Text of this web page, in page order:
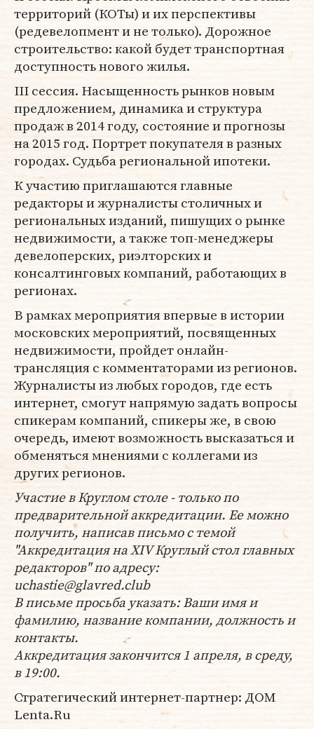
территорий (КОТы) и их перспективы
(редевелопмент и не только). Дорожное
строительство: какой будет транспортная
доступность нового жилья.
III сессия. Насыщенность рынков новым
предложением, динамика и структура
продаж в 2014 году, состояние и прогнозы
на 2015 год. Портрет покупателя в разных
городах. Судьба региональной ипотеки.
К участию приглашаются главные
редакторы и журналисты столичных и
региональных изданий, пишущих о рынке
недвижимости, а также топ-менеджеры
девелоперских, риэлторских и
консалтинговых компаний, работающих в
регионах.
В рамках мероприятия впервые в истории
московских мероприятий, посвященных
недвижимости, пройдет онлайн-
трансляция с комментаторами из регионов.
Журналисты из любых городов, где есть
интернет, смогут напрямую задать вопросы
спикерам компаний, спикеры же, в свою
очередь, имеют возможность высказаться и
обменяться мнениями с коллегами из
других регионов.
Участие в Круглом столе - только по
предварительной аккредитации. Ее можно
получить, написав письмо с темой
"Аккредитация на XIV Круглый стол главных
редакторов" по адресу:
uchastie@glavred.club
В письме просьба указать: Ваши имя и
фамилию, название компании, должность и
контакты.
Аккредитация закончится 1 апреля, в среду,
в 19:00.
Стратегический интернет-партнер: ДОМ
Lenta.Ru